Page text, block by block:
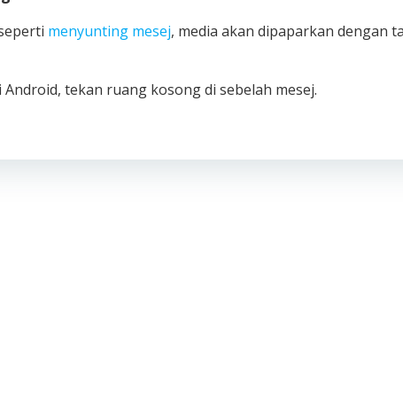
menyunting mesej, media akan dipaparkan dengan
Android, tekan ruang kosong di sebelah mesej.